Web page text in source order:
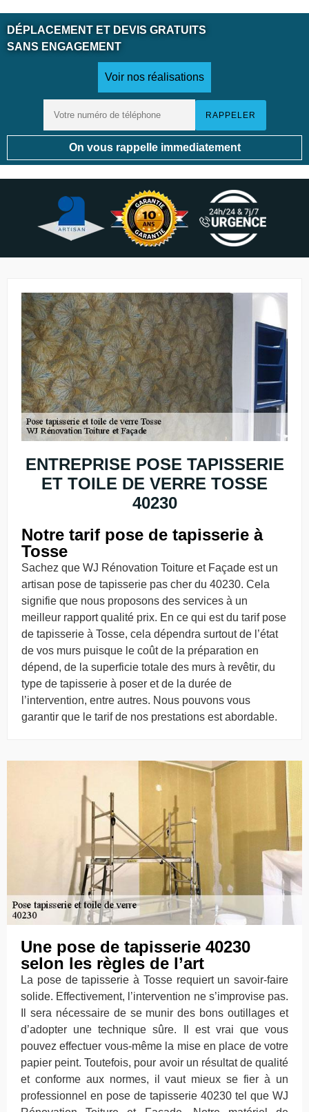
DÉPLACEMENT ET DEVIS GRATUITS
SANS ENGAGEMENT
Voir nos réalisations
On vous rappelle immediatement
ENTREPRISE POSE TAPISSERIE
ET TOILE DE VERRE TOSSE
40230
Notre tarif pose de tapisserie à
Tosse
Sachez que WJ Rénovation Toiture et Façade est un
artisan pose de tapisserie pas cher du 40230. Cela
signifie que nous proposons des services à un
meilleur rapport qualité prix. En ce qui est du tarif pose
de tapisserie à Tosse, cela dépendra surtout de l’état
de vos murs puisque le coût de la préparation en
dépend, de la superficie totale des murs à revêtir, du
type de tapisserie à poser et de la durée de
l’intervention, entre autres. Nous pouvons vous
garantir que le tarif de nos prestations est abordable.
Une pose de tapisserie 40230
selon les règles de l’art
La pose de tapisserie à Tosse requiert un savoir-faire
solide. Effectivement, l’intervention ne s’improvise pas.
Il sera nécessaire de se munir des bons outillages et
d’adopter une technique sûre. Il est vrai que vous
pouvez effectuer vous-même la mise en place de votre
papier peint. Toutefois, pour avoir un résultat de qualité
et conforme aux normes, il vaut mieux se fier à un
professionnel en pose de tapisserie 40230 tel que WJ